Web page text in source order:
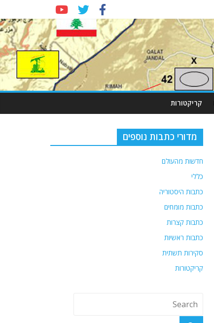
קריקטורות
מדורי כתבות נוספים
חדשות מהעולם
כללי
כתבות היסטוריה
כתבות מומחים
כתבות קצרות
כתבות ראשיות
סקירות תשתית
קריקטורות